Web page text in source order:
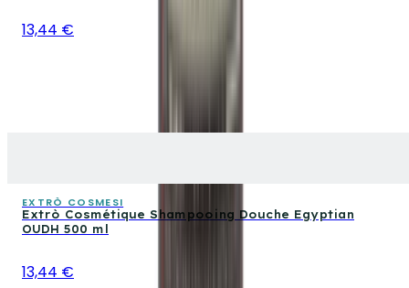
13,44 €
EXTRÒ COSMESI
Extrò Cosmétique Shampooing Douche Egyptian
OUDH 500 ml
13,44 €